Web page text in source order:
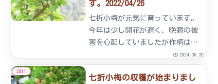
す。2022/04/26
七折小梅が元気に育っています。
今年は少し開花が遅く、晩霜の被
害を心配していましたが作柄は平
年並みの見通しです。予定では今
月29日から販売予約を受け付け5
月中旬からの発送を予定していま
2024.09.20
2011
七折小梅の収穫が始まりまし